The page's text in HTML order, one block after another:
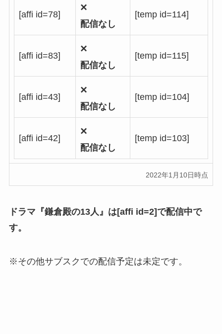
[affi id=78]
×
配信なし
[temp id=114]
[affi id=83]
×
配信なし
[temp id=115]
[affi id=43]
×
配信なし
[temp id=104]
[affi id=42]
×
配信なし
[temp id=103]
2022年1月10日時点
ドラマ『鎌倉殿の13人』は[affi id=2]で配信中で
す。
※その他サブスクでの配信予定は未定です。